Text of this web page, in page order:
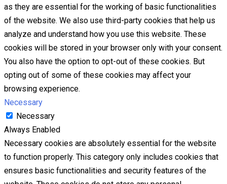
as they are essential for the working of basic functionalities
of the website. We also use third-party cookies that help us
analyze and understand how you use this website. These
cookies will be stored in your browser only with your consent.
You also have the option to opt-out of these cookies. But
opting out of some of these cookies may affect your
browsing experience.
Necessary
Necessary
Always Enabled
Necessary cookies are absolutely essential for the website
to function properly. This category only includes cookies that
ensures basic functionalities and security features of the